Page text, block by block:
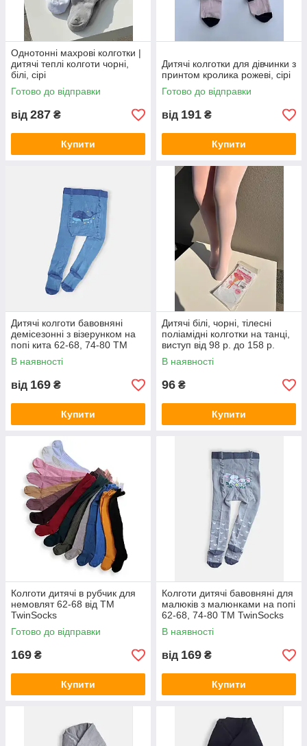
Однотонні махрові колготки |
дитячі теплі колготи чорні,
білі, сірі
Готово до відправки
від 287 ₴
Купити
Дитячі колготки для дівчинки з
принтом кролика рожеві, сірі
Готово до відправки
від 191 ₴
Купити
Дитячі колготи бавовняні
демісезонні з візерунком на
попі кита 62-68, 74-80 ТМ
TwinSocks
В наявності
від 169 ₴
Купити
Дитячі білі, чорні, тілесні
поліамідні колготки на танці,
виступ від 98 р. до 158 р.
Балерина
В наявності
96 ₴
Купити
Колготи дитячі в рубчик для
немовлят 62-68 від ТМ
TwinSocks
Готово до відправки
169 ₴
Купити
Колготи дитячі бавовняні для
малюків з малюнками на попі
62-68, 74-80 ТМ TwinSocks
В наявності
від 169 ₴
Купити